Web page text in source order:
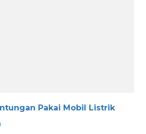
Pakai Mobil Listrik